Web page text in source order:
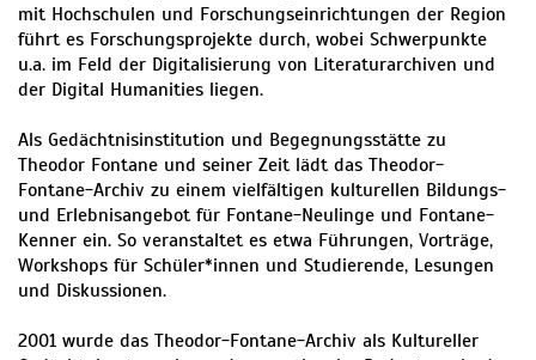
mit Hochschulen und Forschungseinrichtungen der Region
führt es Forschungsprojekte durch, wobei Schwerpunkte
u.a. im Feld der Digitalisierung von Literaturarchiven und
der Digital Humanities liegen.
Als Gedächtnisinstitution und Begegnungsstätte zu
Theodor Fontane und seiner Zeit lädt das Theodor-
Fontane-Archiv zu einem vielfältigen kulturellen Bildungs-
und Erlebnisangebot für Fontane-Neulinge und Fontane-
Kenner ein. So veranstaltet es etwa Führungen, Vorträge,
Workshops für Schüler*innen und Studierende, Lesungen
und Diskussionen.
2001 wurde das Theodor-Fontane-Archiv als Kultureller